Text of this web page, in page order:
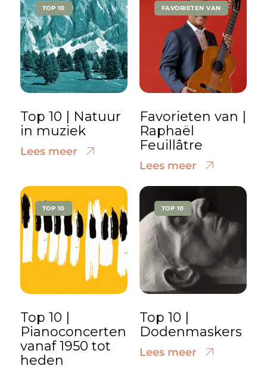
TOP 10
Top 10 | Natuur
in muziek
Lees meer
FAVORIETEN VAN
Favorieten van |
Raphaël
Feuillâtre
Lees meer
TOP 10
Top 10 |
Pianoconcerten
vanaf 1950 tot
heden
TOP 10
Top 10 |
Dodenmaskers
Lees meer